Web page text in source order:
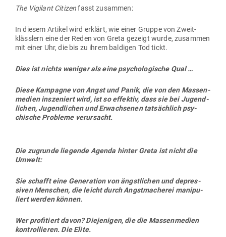
The Vigilant Citizenfasst zusammen:
In diesem Artikel wird erklärt, wie einer Gruppe von Zweit­
klässlern eine der Reden von Greta gezeigt wurde, zusammen
mit einer Uhr, die bis zu ihrem bal­digen Tod tickt.
Dies ist nichts weniger als eine psy­cho­lo­gische Qual …
Diese Kam­pagne von Angst und Panik, die von den Mas­sen­
medien insze­niert wird, ist so effektiv, dass sie bei Jugend­
lichen, Jugend­lichen und Erwach­senen tat­sächlich psy­
chische Pro­bleme verursacht.
Die zugrunde lie­gende Agenda hinter Greta ist nicht die
Umwelt:
Sie schafft eine Gene­ration von ängst­lichen und depres­
siven Men­schen, die leicht durch Angst­ma­cherei mani­pu­
liert werden können.
Wer pro­fi­tiert davon? Die­je­nigen, die die Mas­sen­medien
kon­trol­lieren. Die Elite.